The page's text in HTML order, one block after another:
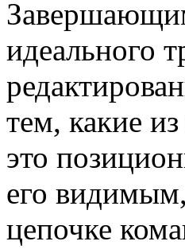
идеального
тем, какие
это
его
цепочке